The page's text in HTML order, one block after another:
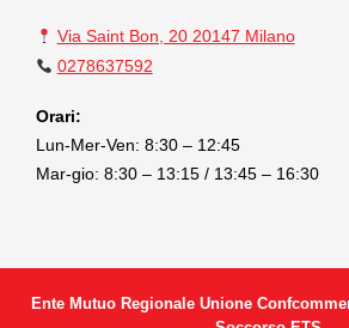
Via Saint Bon, 20 20147 Milano
0278637592
Orari:
Lun-Mer-Ven: 8:30 – 12:45
Mar-gio: 8:30 – 13:15 / 13:45 – 16:30
Ente Mutuo Regionale Unione